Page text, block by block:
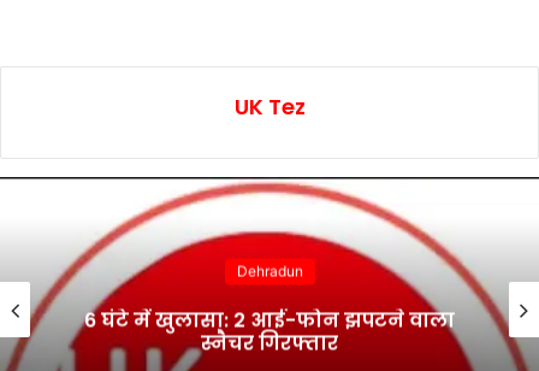
UK Tez
Dehradun
6 घंटे में खुलासा: 2 आई-फोन झपटने वाला
स्नैचर गिरफ्तार